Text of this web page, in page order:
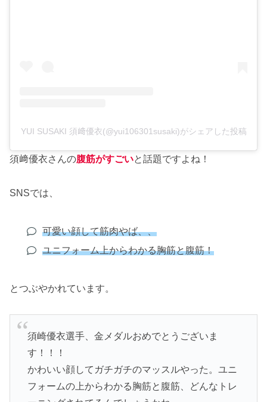
YUI SUSAKI 須﨑優衣(@yui106301susaki)がシェアした投稿
須﨑優衣さんの腹筋がすごいと話題ですよね！
SNSでは、
可愛い顔して筋肉やば、、
ユニフォーム上からわかる胸筋と腹筋！
とつぶやかれています。
須崎優衣選手、金メダルおめでとうございま
す！！！
かわいい顔してガチガチのマッスルやった。ユニ
フォームの上からわかる胸筋と腹筋、どんなトレ